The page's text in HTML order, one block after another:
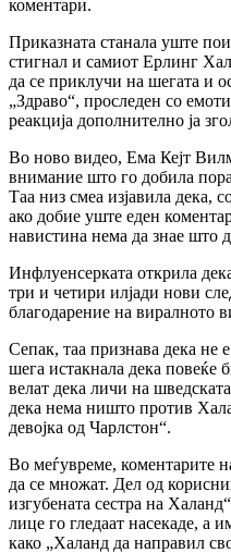
коментари.
Приказната станала уште
стигнал и самиот Ерлинг
да се приклучи на шегата и
„Здраво“, проследен со
реакција дополнително ја
Во ново видео, Ема Кејт
внимание што го добила
Таа низ смеа изјавила дека,
ако добие уште еден
навистина нема да знае што
Инфлуенсерката открила
три и четири илјади нови
благодарение на виралното
Сепак, таа признава дека не
шега истакнала дека повеќе
велат дека личи на
дека нема ништо против
девојка од Чарлстон“.
Во меѓувреме, коментарите
да се множат. Дел од
изгубената сестра на
лице го гледаат насекаде, а
како „Халанд да направил